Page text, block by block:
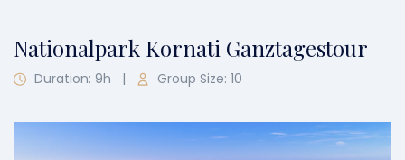
Nationalpark Kornati Ganztagestour
Duration: 9h | Group Size: 10